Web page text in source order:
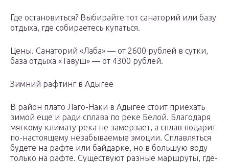
Где остановиться? Выбирайте тот санаторий или базу
отдыха, где собираетесь купаться.
Цены. Санаторий «Лаба» — от 2600 рублей в сутки,
база отдыха «Тавуш» — от 4300 рублей.
Зимний рафтинг в Адыгее
В район плато Лаго-Наки в Адыгее стоит приехать
зимой еще и ради сплава по реке Белой. Благодаря
мягкому климату река не замерзает, а сплав подарит
по-настоящему незабываемые эмоции. Сплавляться
будете на рафте или байдарке, но в большую воду
только на рафте. Существуют разные маршруты, где-